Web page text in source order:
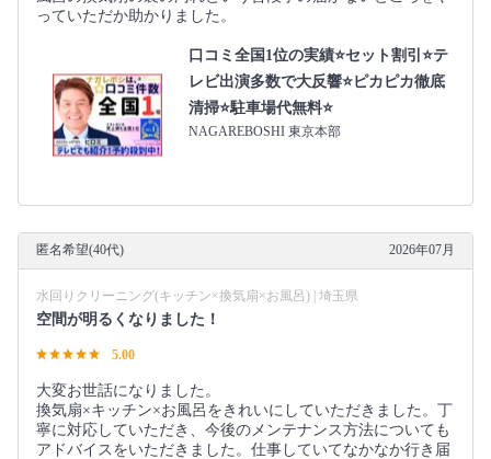
っていただか助かりました。
口コミ全国1位の実績⭐セット割引⭐テ
レビ出演多数で大反響⭐ピカピカ徹底
清掃⭐駐車場代無料⭐
NAGAREBOSHI 東京本部
匿名希望(40代) 2026年07月
水回りクリーニング(キッチン×換気扇×お風呂) | 埼玉県
空間が明るくなりました！
5.00
大変お世話になりました。
換気扇×キッチン×お風呂をきれいにしていただきました。丁
寧に対応していただき、今後のメンテナンス方法についても
アドバイスをいただきました。仕事していてなかなか行き届